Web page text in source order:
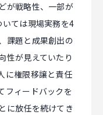
が戦略性、一部が
ては現場実務を4
課題と成果創出の
性が見えていたり
に権限移譲と責任
フィードバックを
に放任を続けてき